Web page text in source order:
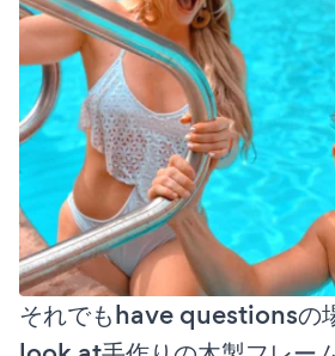
それでもhave questionsの